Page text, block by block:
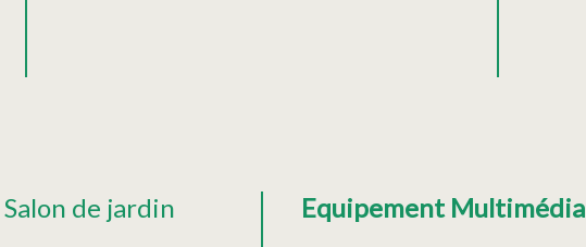
Salon de jardin
Equipement Multimédia